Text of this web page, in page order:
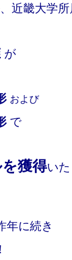
近畿大学
が
および
で
獲得い
年に続き